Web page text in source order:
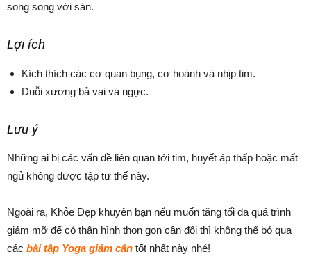
song song với sàn.
Lợi ích
Kích thích các cơ quan bụng, cơ hoành và nhịp tim.
Duỗi xương bả vai và ngực.
Lưu ý
Những ai bị các vấn đề liên quan tới tim, huyết áp thấp hoặc mất
ngủ không được tập tư thế này.
Ngoài ra, Khỏe Đẹp khuyên bạn nếu muốn tăng tối đa quá trình
giảm mỡ để có thân hình thon gọn cân đối thì không thể bỏ qua
các bài tập Yoga giảm cân tốt nhất này nhé!